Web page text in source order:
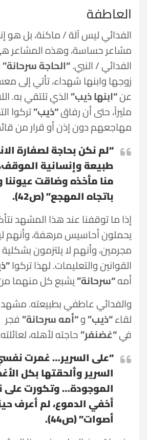
العاطفة
الفدائي ليس آلة / ماكنة، بل هو
مشاعر حساسة، وهذه المشاعر
الفدائي / النبي.“الحاجة سرحانة”
زوجها وابنها شهداء، تأتي إلى
عن“ابنها ذيب”الذي تلتقي به.
مثيراً، حتى أن رفاق“ذيب”تركوا
مهاجعهم دون إذن أو قرار من
“لم نكن بحاجة لصفارة
طبيعة وإنسانية
منا مأخذه وضاقت عيوننا
باتجاه المهجع” (ص42).
إذا ما توقفنا عند هذا المشهد
يحملون أحاسيس مرهفة، وأنهم
مجرمين، وأنهم لا يلتزمون بشكلية
القوانين والتعليمات. لهذا تركوا
أمه“سرحانة”يشبع كل منهما من
والفدائي عاطفي بطبيعته. مشهد
لقاء“ذيب”و“أمه سرحانة”فجر
في“غضنفر”حاجته لأهله،
“على السرير… غمرت
السرير وألحقتها بكل
الموجودة… وتكورت
أخفي الدموع، لم أعرف
أصوات” (ص44).